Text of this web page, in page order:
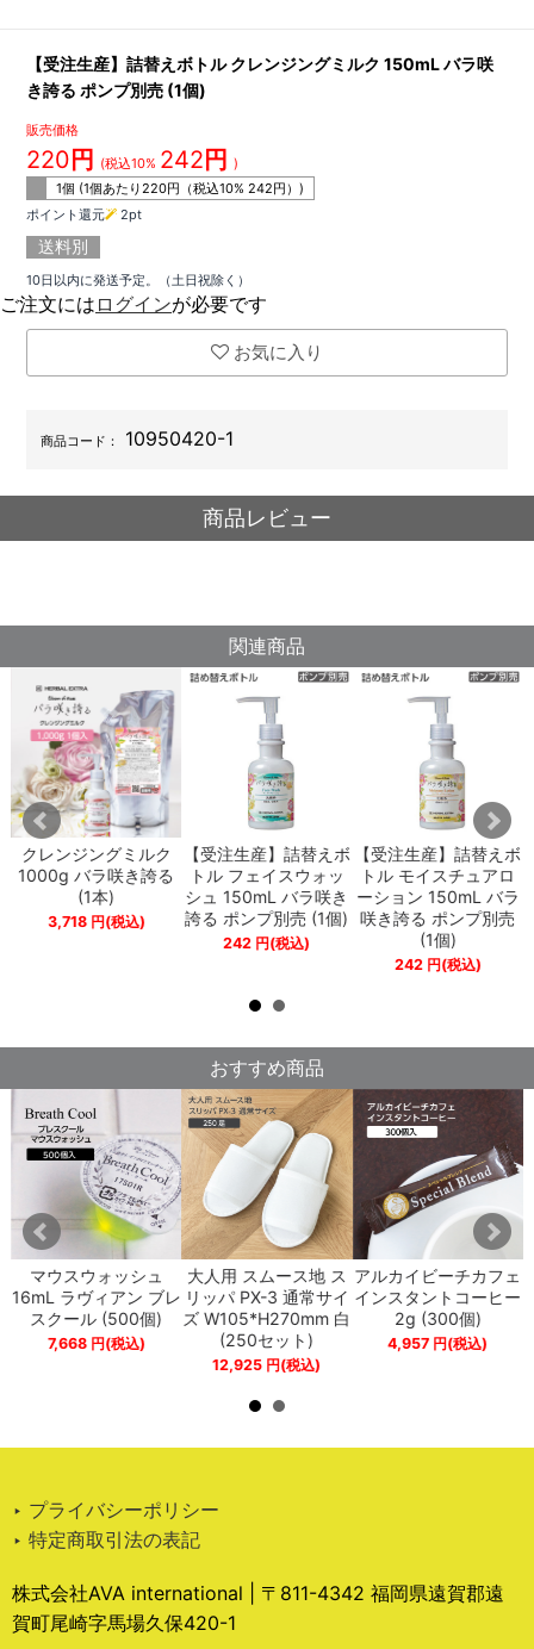
【受注生産】詰替えボトル クレンジングミルク 150mL バラ咲
き誇る ポンプ別売 (1個)
販売価格
220 円 (税込10% 242 円 )
1個 (1個あたり220円（税込10%242円）)
ポイント還元
2pt
送料別
10日以内に発送予定。（土日祝除く）
ご注文には ログインが必要です
お気に入り
商品コード： 10950420-1
商品レビュー
関連商品
クレンジングミルク
1000g バラ咲き誇る
(1本)
3,718円(税込)
【受注生産】詰替えボ
トル フェイスウォッ
シュ 150mL バラ咲き
誇る ポンプ別売 (1個)
242 円(税込)
【受注生産】詰替えボ
トル モイスチュアロ
ーション 150mL バラ
咲き誇る ポンプ別売
(1個)
242円(税込)
おすすめ商品
マウスウォッシュ
16mL ラヴィアン ブレ
スクール (500個)
7,668円(税込)
大人用 スムース地 ス
リッパ PX-3 通常サイ
ズ W105*H270mm 白
(250セット)
12,925 円(税込)
アルカイビーチカフェ
インスタントコーヒー
2g (300個)
4,957 円(税込)
‣ プライバシーポリシー
‣ 特定商取引法の表記
株式会社AVA international | 〒811-4342 福岡県遠賀郡遠
賀町尾崎字馬場久保420-1